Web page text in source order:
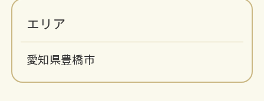
エリア
愛知県豊橋市